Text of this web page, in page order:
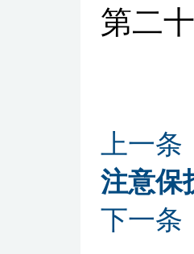
第二
上一条
注意保
下一条